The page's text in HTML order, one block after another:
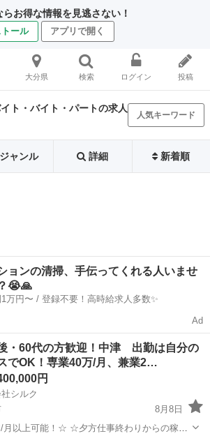
らお得な情報を見逃さない！
ール アプリで開く
大分県 検索 ログイン 投稿
ト・バイト・パートの求人
人気キーワード
ジャンル 詳細 新着順
ョンの清掃、手伝ってくれる人いませ
😭🙏
日給例1万円〜 / 登録不要！高時給求人多数✨
Ad
・60代の方歓迎！中津 出勤は自分の
でOK！専業40万/月、兼業2…
円
シルク
8月8日
月以上可能！☆ ☆夕方仕事終わりからの稼